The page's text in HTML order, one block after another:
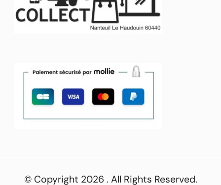
© Copyright 2026 . All Rights Reserved.